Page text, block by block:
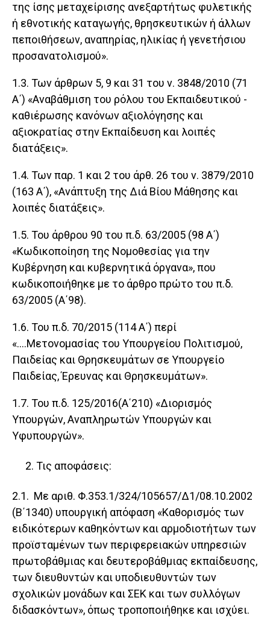
της ίσης μεταχείρισης ανεξαρτήτως φυλετικής
ή εθνοτικής καταγωγής, θρησκευτικών ή άλλων
πεποιθήσεων, αναπηρίας, ηλικίας ή γενετήσιου
προσανατολισμού».
1.3. Των άρθρων 5, 9 και 31 του ν. 3848/2010 (71
Α΄) «Αναβάθμιση του ρόλου του Εκπαιδευτικού -
καθιέρωσης κανόνων αξιολόγησης και
αξιοκρατίας στην Εκπαίδευση και λοιπές
διατάξεις».
1.4. Των παρ. 1 και 2 του άρθ. 26 του ν. 3879/2010
(163 Α΄), «Ανάπτυξη της Διά Βίου Μάθησης και
λοιπές διατάξεις».
1.5. Του άρθρου 90 του π.δ. 63/2005 (98 Α΄)
«Κωδικοποίηση της Νομοθεσίας για την
Κυβέρνηση και κυβερνητικά όργανα», που
κωδικοποιήθηκε με το άρθρο πρώτο του π.δ.
63/2005 (Α΄98).
1.6. Του π.δ. 70/2015 (114 Α΄) περί
«....Μετονομασίας του Υπουργείου Πολιτισμού,
Παιδείας και Θρησκευμάτων σε Υπουργείο
Παιδείας, Έρευνας και Θρησκευμάτων».
1.7. Του π.δ. 125/2016(Α΄210) «Διορισμός
Υπουργών, Αναπληρωτών Υπουργών και
Υφυπουργών».
Τις αποφάσεις:
2.1. Με αριθ. Φ.353.1/324/105657/Δ1/08.10.2002
(Β΄1340) υπουργική απόφαση «Καθορισμός των
ειδικότερων καθηκόντων και αρμοδιοτήτων των
προϊσταμένων των περιφερειακών υπηρεσιών
πρωτοβάθμιας και δευτεροβάθμιας εκπαίδευσης,
των διευθυντών και υποδιευθυντών των
σχολικών μονάδων και ΣΕΚ και των συλλόγων
διδασκόντων», όπως τροποποιήθηκε και ισχύει.